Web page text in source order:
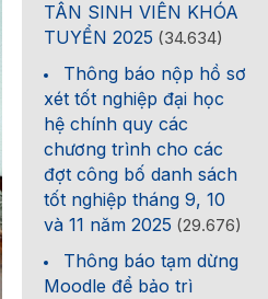
TÂN SINH VIÊN KHÓA
TUYỂN 2025 (34.634)
Thông báo nộp hồ sơ
xét tốt nghiệp đại học
hệ chính quy các
chương trình cho các
đợt công bố danh sách
tốt nghiệp tháng 9, 10
và 11 năm 2025 (29.676)
Thông báo tạm dừng
Moodle để bảo trì